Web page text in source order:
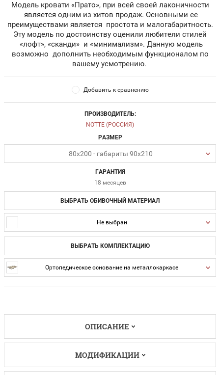
Модель кровати «Прато», при всей своей лаконичности
является одним из хитов продаж. Основными ее
преимуществами является простота и малогабаритность.
Эту модель по достоинству оценили любители стилей
«лофт», «сканди» и «минимализм». Данную модель
возможно дополнить необходимым функционалом по
вашему усмотрению.
Добавить к сравнению
ПРОИЗВОДИТЕЛЬ:
NOTTE (РОССИЯ)
РАЗМЕР
80х200 - габариты 90х210
ГАРАНТИЯ
18 месяцев
ВЫБРАТЬ ОБИВОЧНЫЙ МАТЕРИАЛ
Не выбран
ВЫБРАТЬ КОМПЛЕКТАЦИЮ
Ортопедическое основание на металлокаркасе
ОПИСАНИЕ
МОДИФИКАЦИИ